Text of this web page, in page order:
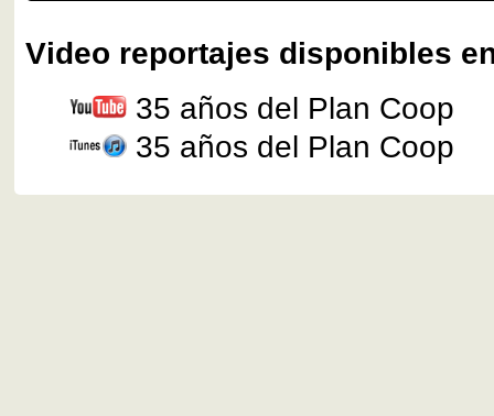
Video reportajes disponibles
35 años del Plan Coop
35 años del Plan Coop